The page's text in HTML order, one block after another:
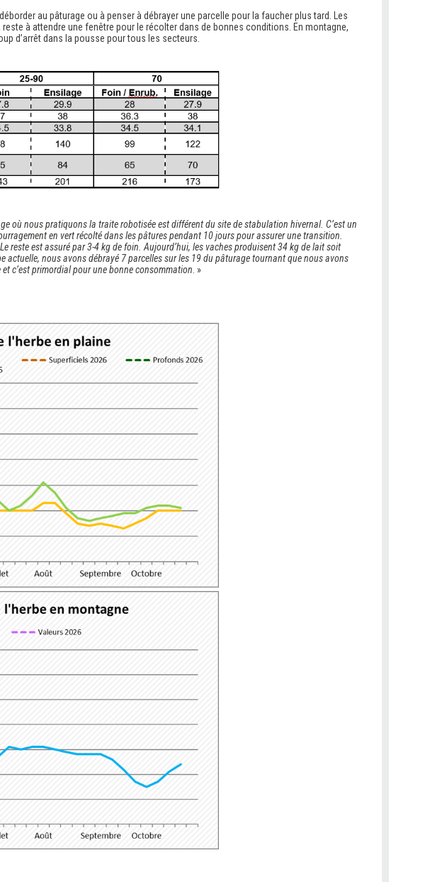
au pâturage ou à penser à débrayer une parcelle pour la faucher plus tard. Les
à attendre une fenêtre pour le récolter dans de bonnes conditions. En montagne,
d’arrêt dans la pousse pour tous les secteurs.
où nous pratiquons la traite robotisée est différent du site de stabulation hivernal. C’est un
en vert récolté dans les pâtures pendant 10 jours pour assurer une transition.
reste est assuré par 3-4 kg de foin. Aujourd’hui, les vaches produisent 34 kg de lait soit
actuelle, nous avons débrayé 7 parcelles sur les 19 du pâturage tournant que nous avons
c’est primordial pour une bonne consommation . »